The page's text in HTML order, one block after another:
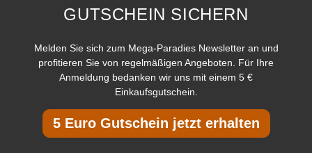
GUTSCHEIN SICHERN
Melden Sie sich zum Mega-Paradies Newsletter an und
profitieren Sie von regelmäßigen Angeboten. Für Ihre
Anmeldung bedanken wir uns mit einem 5 €
Einkaufsgutschein.
5 Euro Gutschein jetzt erhalten